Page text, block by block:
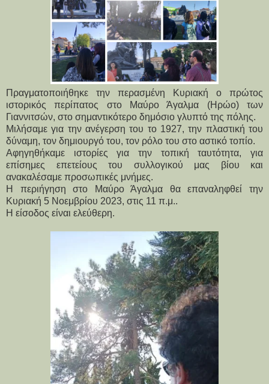
Πραγματοποιήθηκε την περασμένη Κυριακή ο πρώτος
ιστορικός περίπατος στο Μαύρο Άγαλμα (Ηρώο) των
Γιαννιτσών, στο σημαντικότερο δημόσιο γλυπτό της πόλης.
Μιλήσαμε για την ανέγερση του το 1927, την πλαστική του
δύναμη, τον δημιουργό του, τον ρόλο του στο αστικό τοπίο.
Αφηγηθήκαμε ιστορίες για την τοπική ταυτότητα, για
επίσημες επετείους του συλλογικού μας βίου και
ανακαλέσαμε προσωπικές μνήμες.
Η περιήγηση στο Μαύρο Άγαλμα θα επαναληφθεί την
Κυριακή 5 Νοεμβρίου 2023, στις 11 π.μ..
Η είσοδος είναι ελεύθερη.